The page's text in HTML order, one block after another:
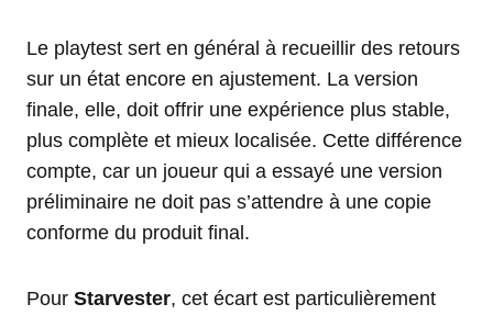
Le playtest sert en général à recueillir des retours
sur un état encore en ajustement. La version
finale, elle, doit offrir une expérience plus stable,
plus complète et mieux localisée. Cette différence
compte, car un joueur qui a essayé une version
préliminaire ne doit pas s’attendre à une copie
conforme du produit final.
Pour Starvester, cet écart est particulièrement